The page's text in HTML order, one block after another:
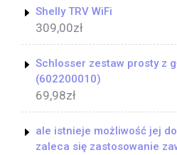
Shelly TRV WiFi
309,00zł
Schlosser zestaw prosty z
(602200010)
69,98zł
ale istnieje możliwość jej
zaleca się zastosowanie